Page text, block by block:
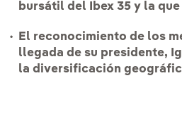
bursátil del Ibex 35 y la
El reconocimiento de los
llegada de su presidente,
la diversificación